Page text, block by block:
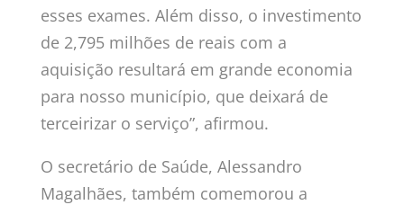
esses exames. Além disso, o investimento
de 2,795 milhões de reais com a
aquisição resultará em grande economia
para nosso município, que deixará de
terceirizar o serviço”, afirmou.
O secretário de Saúde, Alessandro
Magalhães, também comemorou a